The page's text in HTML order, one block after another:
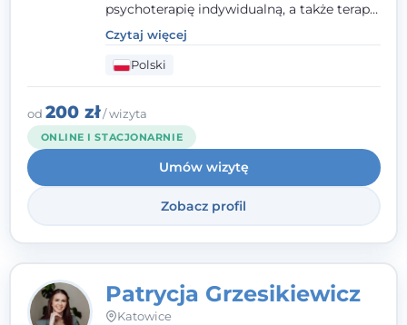
psychoterapię indywidualną, a także terapię
par, małżeństw i rodzin. Patrzę na
człowieka całościowo - w kontekście jego
relacji z rodziną, pracą i otoczeniem - i
opieram współpracę na Twoich mocnych
stronach.
Czytaj więcej
Polski
od 200 zł/ wizyta
ONLINE I STACJONARNIE
Umów wizytę
Zobacz profil
Patrycja Grzesikiewicz
Katowice